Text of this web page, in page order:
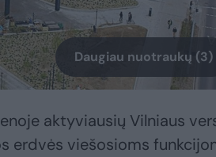
Daugiau nuotraukų (3)
aktyviausių Vilniaus
erdvės viešosioms